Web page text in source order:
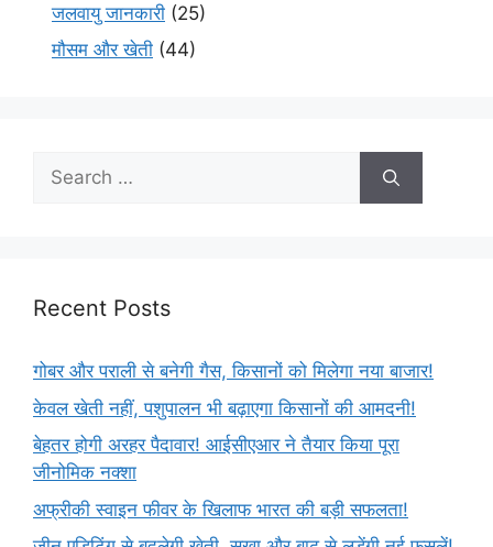
जलवायु जानकारी (25)
मौसम और खेती (44)
Recent Posts
गोबर और पराली से बनेगी गैस, किसानों को मिलेगा नया बाजार!
केवल खेती नहीं, पशुपालन भी बढ़ाएगा किसानों की आमदनी!
बेहतर होगी अरहर पैदावार! आईसीएआर ने तैयार किया पूरा
जीनोमिक नक्शा
अफ्रीकी स्वाइन फीवर के खिलाफ भारत की बड़ी सफलता!